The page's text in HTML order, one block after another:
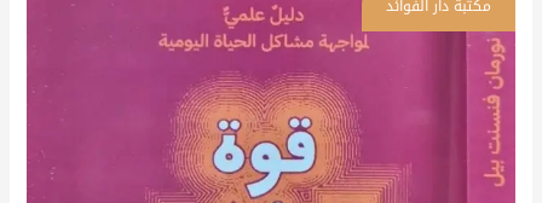
الإيجابي
\
غلاف